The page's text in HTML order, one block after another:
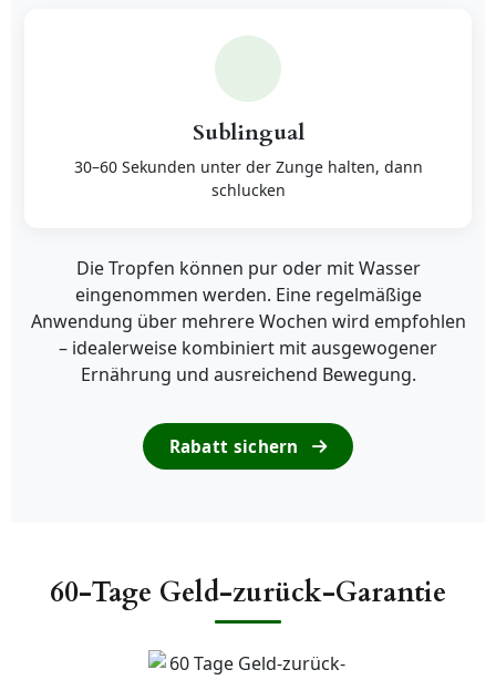
Sublingual
30–60 Sekunden unter der Zunge halten, dann
schlucken
Die Tropfen können pur oder mit Wasser
eingenommen werden. Eine regelmäßige
Anwendung über mehrere Wochen wird empfohlen
– idealerweise kombiniert mit ausgewogener
Ernährung und ausreichend Bewegung.
Rabatt sichern
60-Tage Geld-zurück-Garantie